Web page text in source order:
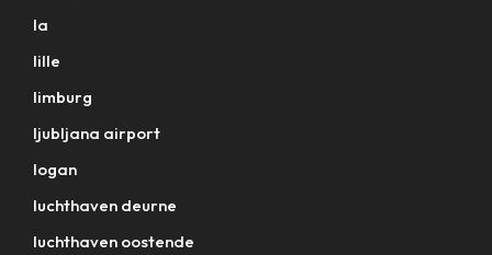
la
lille
limburg
ljubljana airport
logan
luchthaven deurne
luchthaven oostende